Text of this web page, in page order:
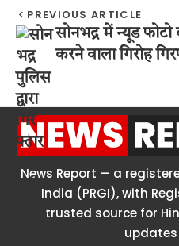
PREVIOUS ARTICLE
सोनभद्र में न्यूड
करने वाला गिरोह
News Report — a
India (PRGI), with
trusted source for